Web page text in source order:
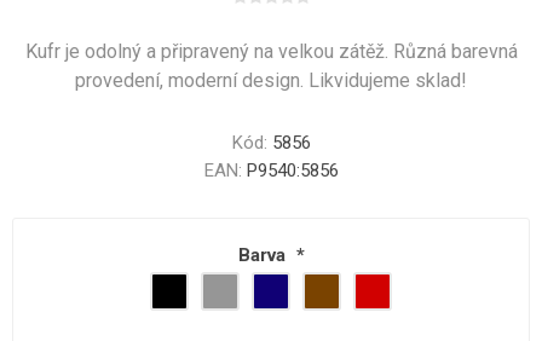
Kufr je odolný a připravený na velkou zátěž. Různá barevná
provedení, moderní design. Likvidujeme sklad!
Kód: 5856
EAN: P9540:5856
Barva *